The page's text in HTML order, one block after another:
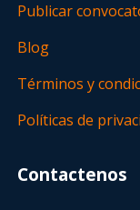
Publicar
Blog
Términos y
Políticas de
Contactenos